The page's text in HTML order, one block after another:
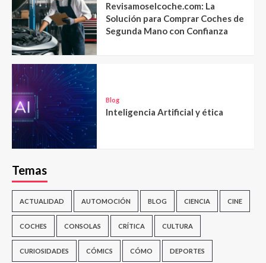
Revisamoselcoche.com: La
Solución para Comprar Coches de
Segunda Mano con Confianza
Blog
Inteligencia Artificial y ética
Temas
ACTUALIDAD AUTOMOCIÓN BLOG CIENCIA CINE
COCHES CONSOLAS CRÍTICA CULTURA
CURIOSIDADES CÓMICS CÓMO DEPORTES